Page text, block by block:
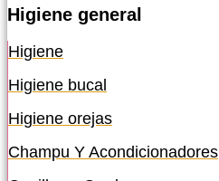
Higiene general
Higiene
Higiene bucal
Higiene orejas
Champu Y Acondicionadores